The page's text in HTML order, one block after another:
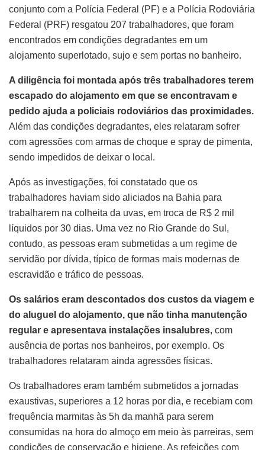
conjunto com a Polícia Federal (PF) e a Polícia Rodoviária
Federal (PRF) resgatou 207 trabalhadores, que foram
encontrados em condições degradantes em um
alojamento superlotado, sujo e sem portas no banheiro.
A diligência foi montada após três trabalhadores terem
escapado do alojamento em que se encontravam e
pedido ajuda a policiais rodoviários das proximidades.
Além das condições degradantes, eles relataram sofrer
com agressões com armas de choque e spray de pimenta,
sendo impedidos de deixar o local.
Após as investigações, foi constatado que os
trabalhadores haviam sido aliciados na Bahia para
trabalharem na colheita da uvas, em troca de R$ 2 mil
líquidos por 30 dias. Uma vez no Rio Grande do Sul,
contudo, as pessoas eram submetidas a um regime de
servidão por dívida, típico de formas mais modernas de
escravidão e tráfico de pessoas.
Os salários eram descontados dos custos da viagem e
do aluguel do alojamento, que não tinha manutenção
regular e apresentava instalações insalubres, com
ausência de portas nos banheiros, por exemplo. Os
trabalhadores relataram ainda agressões físicas.
Os trabalhadores eram também submetidos a jornadas
exaustivas, superiores a 12 horas por dia, e recebiam com
frequência marmitas às 5h da manhã para serem
consumidas na hora do almoço em meio às parreiras, sem
condições de conservação e higiene. As refeições com